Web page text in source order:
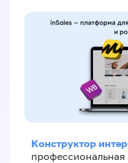
Конструктор